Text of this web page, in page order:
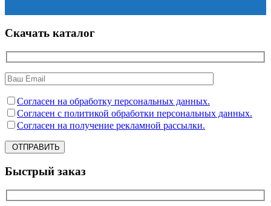
Скачать каталог
Согласен на обработку персональных данных.
Согласен с политикой обработки персональных данных.
Согласен на получение рекламной рассылки.
ОТПРАВИТЬ
Быстрый заказ